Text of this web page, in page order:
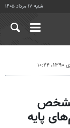
شنبه ۱۷ مرداد ۱۴۰۵
مشخص
پایه